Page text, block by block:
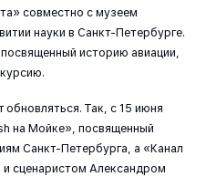
совместно с музеем
науки в Санкт-Петербурге.
историю авиации,
Так, с 15 июня
на Мойке», посвященный
Санкт-Петербурга, а «Канал
сценаристом Александром